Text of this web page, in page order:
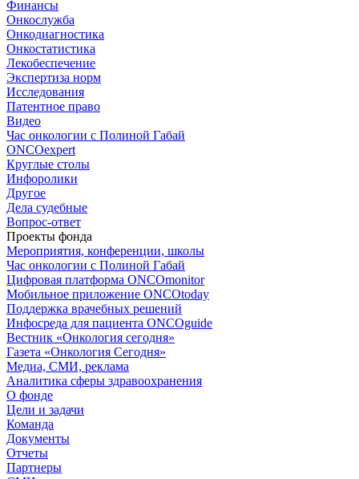
Финансы
Онкослужба
Онкодиагностика
Онкостатистика
Лекобеспечение
Экспертиза норм
Исследования
Патентное право
Видео
Час онкологии с Полиной Габай
ONCOexpert
Круглые столы
Инфоролики
Другое
Дела судебные
Вопрос-ответ
Проекты фонда
Мероприятия, конференции, школы
Час онкологии с Полиной Габай
Цифровая платформа ONCOmonitor
Мобильное приложение ONCOtoday
Поддержка врачебных решений
Инфосреда для пациента ONCOguide
Вестник «Онкология сегодня»
Газета «Онкология Сегодня»
Медиа, СМИ, реклама
Аналитика сферы здравоохранения
О фонде
Цели и задачи
Команда
Документы
Отчеты
Партнеры